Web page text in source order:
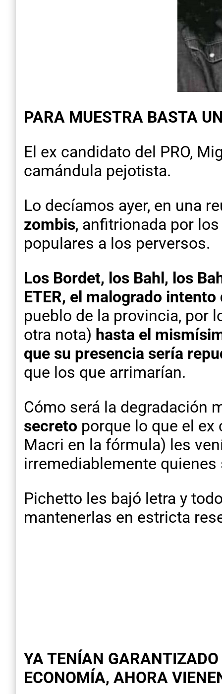
PARA MUESTRA BASTA
El ex candidato del PRO,
camándula pejotista.
Lo decíamos ayer, en una
zombis, anfitrionada por
populares a los perversos.
Los Bordet, los Bahl, los
ETER, el malogrado
pueblo de la provincia, por
otra nota) hasta el
que su presencia sería
que los que arrimarían.
Cómo será la degradación
secreto porque lo que el ex
Macri en la fórmula) les
irremediablemente
Pichetto les bajó letra y
mantenerlas en estricta
YA TENÍAN GARANTIZADO
ECONOMÍA, AHORA